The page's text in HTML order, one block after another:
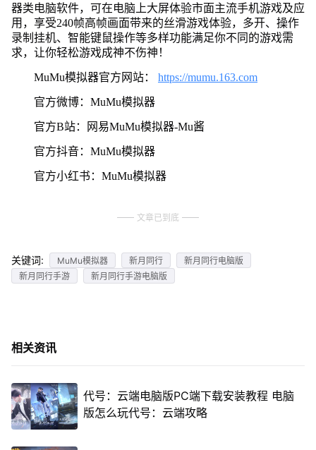
器类电脑软件，可在电脑上大屏体验市面主流手机游戏及应
用，享受240帧高帧画面带来的丝滑游戏体验，多开、操作
录制挂机、智能键鼠操作等多样功能满足你不同的游戏需
求，让你轻松游戏成神不伤神！
MuMu模拟器官方网站： https://mumu.163.com
官方微博：MuMu模拟器
官方B站：网易MuMu模拟器-Mu酱
官方抖音：MuMu模拟器
官方小红书：MuMu模拟器
文章已到底
关键词: MuMu模拟器 新月同行
新月同行电脑版
新月同行手游
新月同行手游电脑版
相关资讯
代号：云端电脑版PC端下载安装教程 电脑
版怎么玩代号：云端攻略